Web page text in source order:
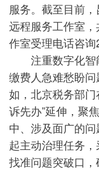
服务。截至目前
远程服务工作室
作室受理电话咨询
注重数字化智
缴费人急难愁盼
如，北京税务部门
诉先办”延伸，聚
中、涉及面广的
起主动治理任务
找准问题突破口